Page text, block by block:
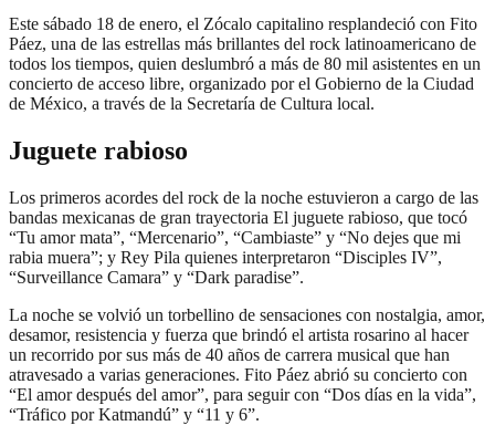
Este sábado 18 de enero, el Zócalo capitalino resplandeció con Fito
Páez, una de las estrellas más brillantes del rock latinoamericano de
todos los tiempos, quien deslumbró a más de 80 mil asistentes en un
concierto de acceso libre, organizado por el Gobierno de la Ciudad
de México, a través de la Secretaría de Cultura local.
Juguete rabioso
Los primeros acordes del rock de la noche estuvieron a cargo de las
bandas mexicanas de gran trayectoria El juguete rabioso, que tocó
“Tu amor mata”, “Mercenario”, “Cambiaste” y “No dejes que mi
rabia muera”; y Rey Pila quienes interpretaron “Disciples IV”,
“Surveillance Camara” y “Dark paradise”.
La noche se volvió un torbellino de sensaciones con nostalgia, amor,
desamor, resistencia y fuerza que brindó el artista rosarino al hacer
un recorrido por sus más de 40 años de carrera musical que han
atravesado a varias generaciones. Fito Páez abrió su concierto con
“El amor después del amor”, para seguir con “Dos días en la vida”,
“Tráfico por Katmandú” y “11 y 6”.